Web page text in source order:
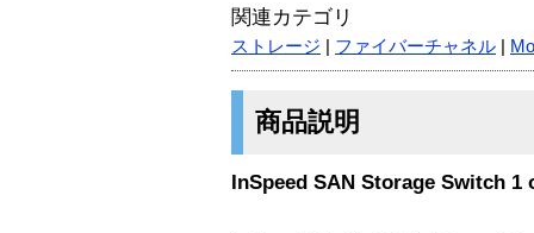
関連カテゴリ
ストレージ ファイバーチャネル
商品説明
InSpeed SAN Storage Switch 1